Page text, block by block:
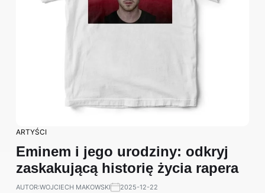
ARTYŚCI
Eminem i jego urodziny: odkryj
zaskakującą historię życia rapera
AUTOR:WOJCIECH MAKOWSKI 2025-12-22